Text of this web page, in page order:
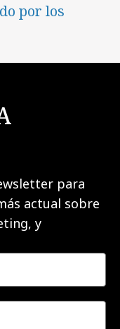
por los
para
actual sobre
y